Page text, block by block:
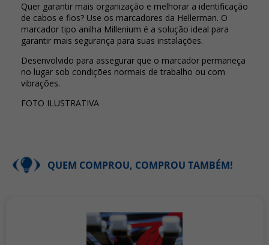
Quer garantir mais organização e melhorar a identificação
de cabos e fios? Use os marcadores da Hellerman. O
marcador tipo anilha Millenium é a solução ideal para
garantir mais segurança para suas instalações.
Desenvolvido para assegurar que o marcador permaneça
no lugar sob condições normais de trabalho ou com
vibrações.
FOTO ILUSTRATIVA
QUEM COMPROU, COMPROU TAMBÉM!